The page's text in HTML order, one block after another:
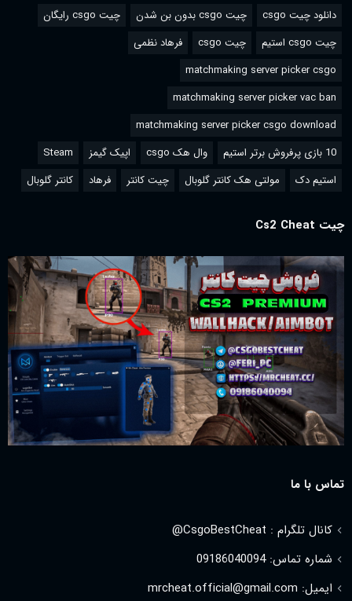
دانلود چیت csgo چیت csgo بدون بن شدن
چیت csgo رایگان
چیت csgo استیم
چیت csgo
فرهاد نظمی
matchmaking server picker csgo
matchmaking server picker vac ban
matchmaking server picker csgo download
10 بازی پرفروش برتر استیم
وال هک csgo اپیک گیمز
Steam
استیم دک
مولتی هک کانتر گلوبال چیت کانتر فرهاد کانتر گلوبال
چیت Cs2 Cheat
تماس با ما
کانال تلگرام : CsgoBestCheat@
شماره تماس: 09186040094
ایمیل: mrcheat.official@gmail.com